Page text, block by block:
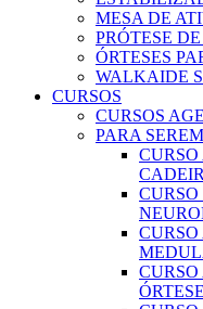
MESA DE
PRÓTESE
ÓRTESES
WALKAIDE
CURSOS
CURSOS
PARA